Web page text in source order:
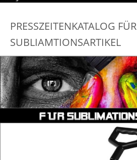
PRESSZEITENKATALOG FÜR
SUBLIAMTIONSARTIKEL